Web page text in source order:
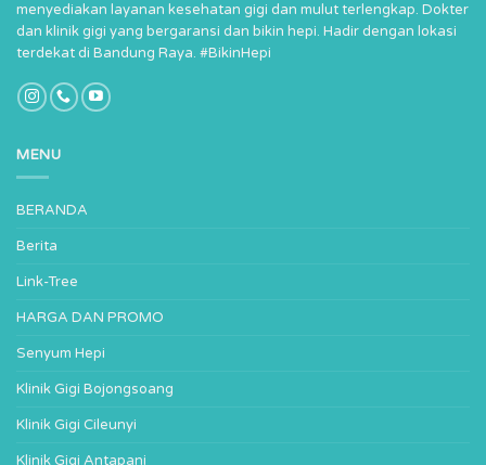
menyediakan layanan kesehatan gigi dan mulut terlengkap. Dokter
dan klinik gigi yang bergaransi dan bikin hepi. Hadir dengan lokasi
terdekat di Bandung Raya. #BikinHepi
MENU
BERANDA
Berita
Link-Tree
HARGA DAN PROMO
Senyum Hepi
Klinik Gigi Bojongsoang
Klinik Gigi Cileunyi
Klinik Gigi Antapani